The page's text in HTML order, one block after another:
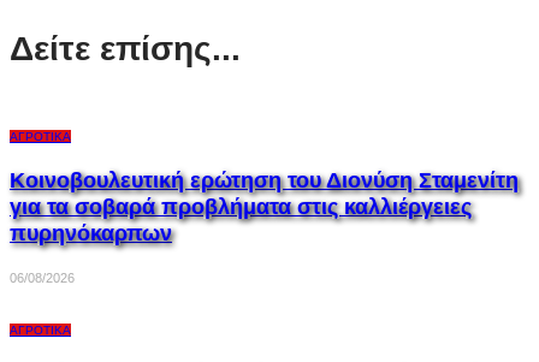
Δείτε επίσης...
ΑΓΡΟΤΙΚΆ
Κοινοβουλευτική ερώτηση του Διονύση Σταμενίτη
για τα σοβαρά προβλήματα στις καλλιέργειες
πυρηνόκαρπων
06/08/2026
ΑΓΡΟΤΙΚΆ